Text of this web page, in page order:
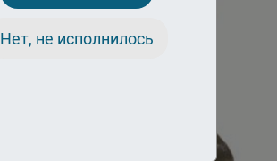
Нет, не исполнилось